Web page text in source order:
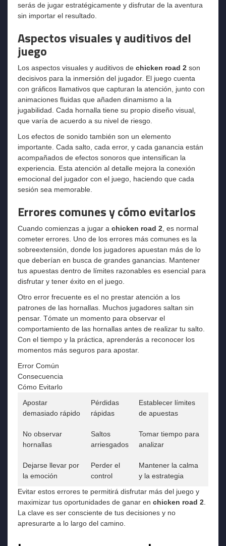
serás de jugar estratégicamente y disfrutar de la aventura
sin importar el resultado.
Aspectos visuales y auditivos del
juego
Los aspectos visuales y auditivos de chicken road 2 son
decisivos para la inmersión del jugador. El juego cuenta
con gráficos llamativos que capturan la atención, junto con
animaciones fluidas que añaden dinamismo a la
jugabilidad. Cada hornalla tiene su propio diseño visual,
que varía de acuerdo a su nivel de riesgo.
Los efectos de sonido también son un elemento
importante. Cada salto, cada error, y cada ganancia están
acompañados de efectos sonoros que intensifican la
experiencia. Esta atención al detalle mejora la conexión
emocional del jugador con el juego, haciendo que cada
sesión sea memorable.
Errores comunes y cómo evitarlos
Cuando comienzas a jugar a chicken road 2 , es normal
cometer errores. Uno de los errores más comunes es la
sobreextensión, donde los jugadores apuestan más de lo
que deberían en busca de grandes ganancias. Mantener
tus apuestas dentro de límites razonables es esencial para
disfrutar y tener éxito en el juego.
Otro error frecuente es el no prestar atención a los
patrones de las hornallas. Muchos jugadores saltan sin
pensar. Tómate un momento para observar el
comportamiento de las hornallas antes de realizar tu salto.
Con el tiempo y la práctica, aprenderás a reconocer los
momentos más seguros para apostar.
Error Común
Consecuencia
Cómo Evitarlo
Apostar
demasiado rápido
Pérdidas
rápidas
Establecer límites
de apuestas
No observar
hornallas
Saltos
arriesgados
Tomar tiempo para
analizar
Dejarse llevar por
la emoción
Perder el
control
Mantener la calma
y la estrategia
Evitar estos errores te permitirá disfrutar más del juego y
maximizar tus oportunidades de ganar en chicken road 2
La clave es ser consciente de tus decisiones y no
apresurarte a lo largo del camino.